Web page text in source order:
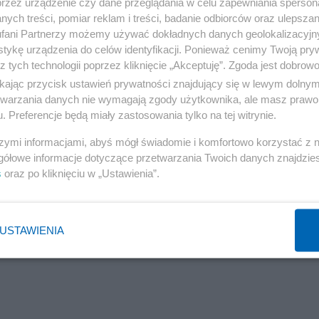
się ministra kultury na Kodeks spółek handlowych,
treści, pomiar reklam i treści, badanie odbiorców oraz
Partnerzy możemy używać dokładnych danych
urządzenia do celów identyfikacji. Ponieważ cenimy Twoją
tych technologii poprzez kliknięcie „Akceptuję”. Zgoda jest
przycisk ustawień prywatności znajdujący się w lewym
danych nie wymagają zgody użytkownika, ale masz
Preferencje będą miały zastosowania tylko na tej witrynie.
informacjami, abyś mógł świadomie i komfortowo korzystać z
informacje dotyczące przetwarzania Twoich danych
oraz po kliknięciu w „Ustawienia”.
USTAWIENIA